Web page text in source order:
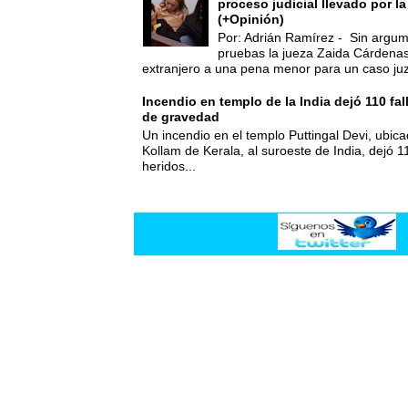
proceso judicial llevado por
(+Opinión)
Por: Adrián Ramírez - Sin
pruebas la jueza Zaida
extranjero a una pena menor para un caso
Incendio en templo de la India dejó 110
de gravedad
Un incendio en el templo Puttingal Devi,
Kollam de Kerala, al suroeste de India, dejó
heridos...